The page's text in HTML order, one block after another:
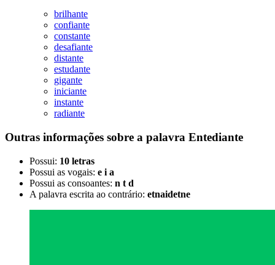
brilhante
confiante
constante
desafiante
distante
estudante
gigante
iniciante
instante
radiante
Outras informações sobre a palavra Entediante
Possui: 10 letras
Possui as vogais: e i a
Possui as consoantes: n t d
A palavra escrita ao contrário: etnaidetne